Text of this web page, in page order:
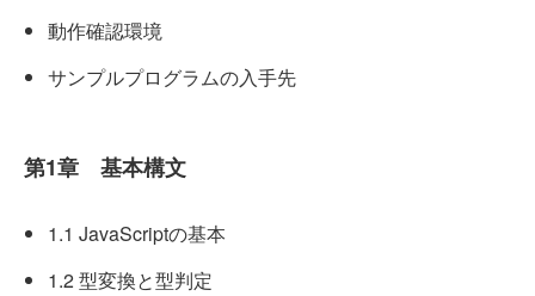
動作確認環境
サンプルプログラムの入手先
第1章 基本構文
1.1 JavaScriptの基本
1.2 型変換と型判定